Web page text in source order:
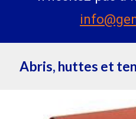
Abris, huttes et